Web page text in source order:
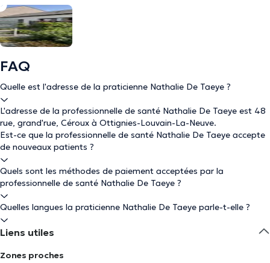
FAQ
Quelle est l'adresse de la praticienne Nathalie De Taeye ?
L'adresse de la professionnelle de santé Nathalie De Taeye est 48
rue, grand'rue, Céroux à Ottignies-Louvain-La-Neuve.
Est-ce que la professionnelle de santé Nathalie De Taeye accepte
de nouveaux patients ?
Quels sont les méthodes de paiement acceptées par la
professionnelle de santé Nathalie De Taeye ?
Quelles langues la praticienne Nathalie De Taeye parle-t-elle ?
Liens utiles
Zones proches